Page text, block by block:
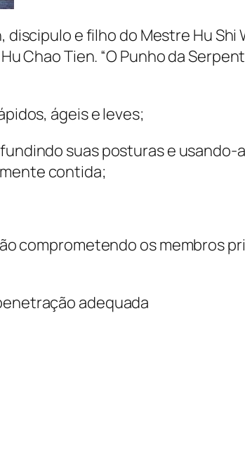
e filho do Mestre Hu Shi
Chao Tien. “O Punho da
ágeis e leves;
suas posturas e usando-
contida;
comprometendo os membros
adequada